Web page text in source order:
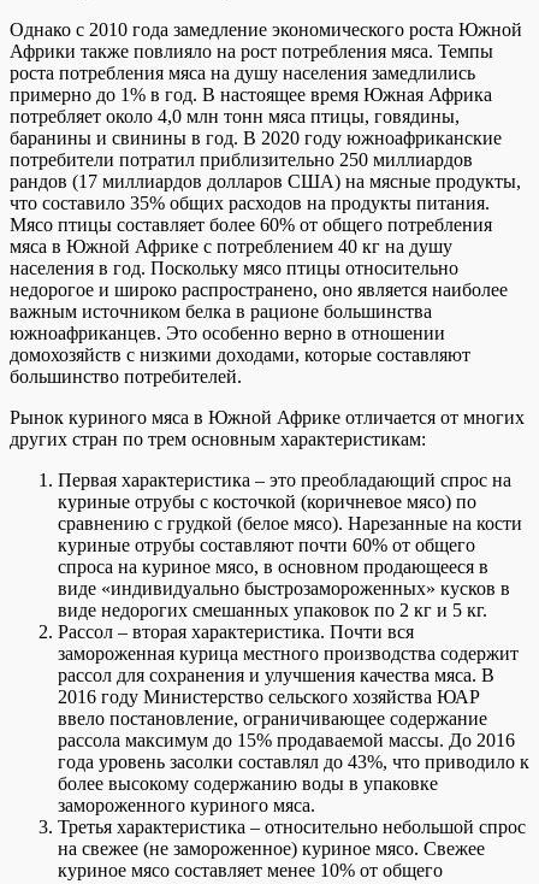
Однако с 2010 года замедление экономического роста Южной
Африки также повлияло на рост потребления мяса. Темпы
роста потребления мяса на душу населения замедлились
примерно до 1% в год. В настоящее время Южная Африка
потребляет около 4,0 млн тонн мяса птицы, говядины,
баранины и свинины в год. В 2020 году южноафриканские
потребители потратил приблизительно 250 миллиардов
рандов (17 миллиардов долларов США) на мясные продукты,
что составило 35% общих расходов на продукты питания.
Мясо птицы составляет более 60% от общего потребления
мяса в Южной Африке с потреблением 40 кг на душу
населения в год. Поскольку мясо птицы относительно
недорогое и широко распространено, оно является наиболее
важным источником белка в рационе большинства
южноафриканцев. Это особенно верно в отношении
домохозяйств с низкими доходами, которые составляют
большинство потребителей.
Рынок куриного мяса в Южной Африке отличается от многих
других стран по трем основным характеристикам:
Первая характеристика – это преобладающий спрос на
куриные отрубы с косточкой (коричневое мясо) по
сравнению с грудкой (белое мясо). Нарезанные на кости
куриные отрубы составляют почти 60% от общего
спроса на куриное мясо, в основном продающееся в
виде «индивидуально быстрозамороженных» кусков в
виде недорогих смешанных упаковок по 2 кг и 5 кг.
Рассол – вторая характеристика. Почти вся
замороженная курица местного производства содержит
рассол для сохранения и улучшения качества мяса. В
2016 году Министерство сельского хозяйства ЮАР
ввело постановление, ограничивающее содержание
рассола максимум до 15% продаваемой массы. До 2016
года уровень засолки составлял до 43%, что приводило к
более высокому содержанию воды в упаковке
замороженного куриного мяса.
Третья характеристика – относительно небольшой спрос
на свежее (не замороженное) куриное мясо. Свежее
куриное мясо составляет менее 10% от общего